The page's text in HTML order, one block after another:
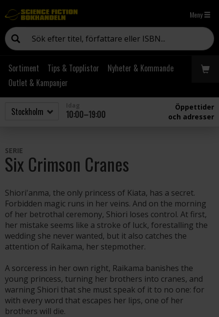
Meny
Sortiment Tips & Topplistor
Nyheter & Kommande
Outlet & Kampanjer
10:00–19:00
Öppettider
och adresser
SERIE
Six Crimson Cranes
Shiori'anma, the only princess of Kiata, has a secret.
Forbidden magic runs in her veins. And on the morning
of her betrothal ceremony, Shiori loses control. At first,
her mistake seems like a stroke of luck, forestalling the
wedding she never wanted, but it also catches the
attention of Raikama, her stepmother.
A sorceress in her own right, Raikama banishes the
young princess, turning her brothers into cranes, and
warning Shiori that she must speak of it to no one: for
with every word that escapes her lips, one of her
brothers will die.